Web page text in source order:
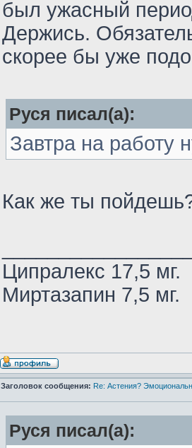
был ужасный
Держись.
скорее бы уже
Руся писал(а):
Завтра на работу
Как же ты
Ципралекс 17,5 мг.
Миртазапин 7,5 мг.
Заголовок сообщения: Re: Астения?
Руся писал(а):